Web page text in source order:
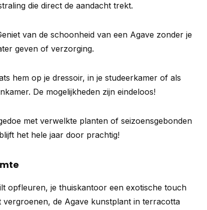
die direct de aandacht trekt.
van de schoonheid van een Agave zonder je
geven of verzorging.
hem op je dressoir, in je studeerkamer of als
De mogelijkheden zijn eindeloos!
met verwelkte planten of seizoensgebonden
het hele jaar door prachtig!
opfleuren, je thuiskantoor een exotische touch
de Agave kunstplant in terracotta